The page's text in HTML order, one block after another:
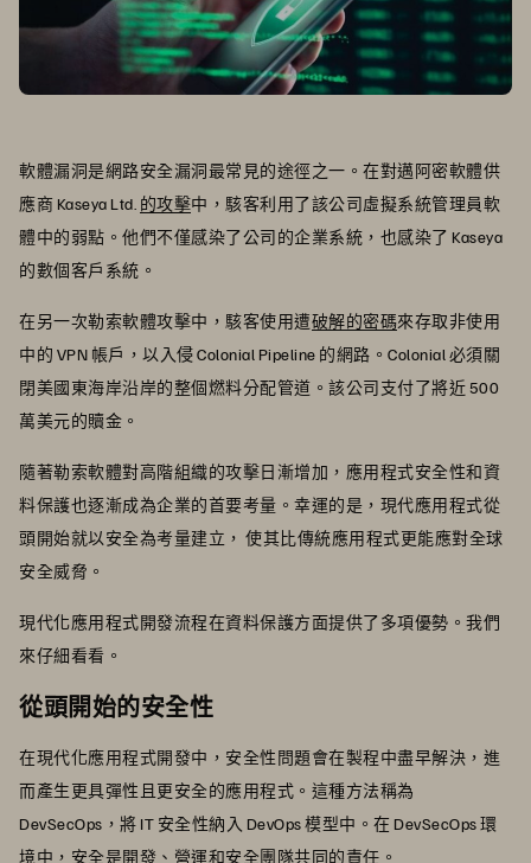
軟體漏洞是網路安全漏洞最常見的途徑之一。在對邁阿密軟體供
應商 Kaseya Ltd. 的攻擊中，駭客利用了該公司虛擬系統管理員軟
體中的弱點。他們不僅感染了公司的企業系統，也感染了 Kaseya
的數個客戶系統。
在另一次勒索軟體攻擊中，駭客使用遭破解的密碼來存取非使用
中的 VPN 帳戶，以入侵 Colonial Pipeline 的網路。Colonial 必須關
閉美國東海岸沿岸的整個燃料分配管道。該公司支付了將近 500
萬美元的贖金。
隨著勒索軟體對高階組織的攻擊日漸增加，應用程式安全性和資
料保護也逐漸成為企業的首要考量。幸運的是，現代應用程式從
頭開始就以安全為考量建立， 使其比傳統應用程式更能應對全球
安全威脅。
現代化應用程式開發流程在資料保護方面提供了多項優勢。我們
來仔細看看。
從頭開始的安全性
在現代化應用程式開發中，安全性問題會在製程中盡早解決，進
而產生更具彈性且更安全的應用程式。這種方法稱為
DevSecOps，將 IT 安全性納入 DevOps 模型中。在 DevSecOps 環
境中，安全是開發、營運和安全團隊共同的責任。